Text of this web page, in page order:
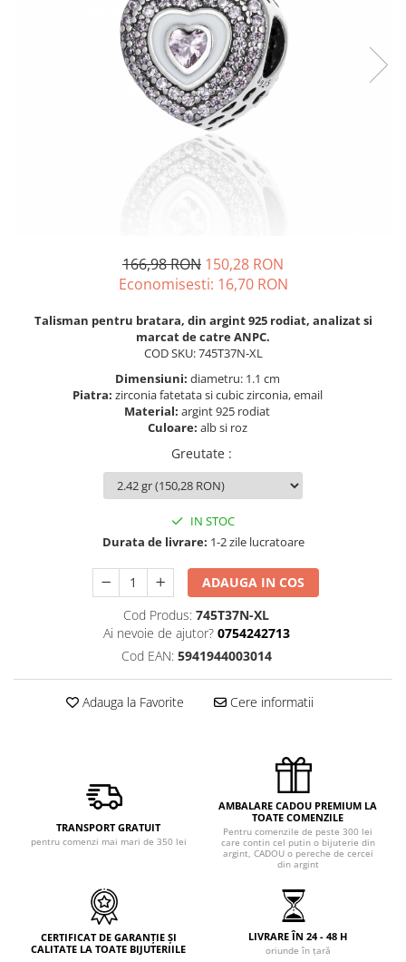
BRATARA TIP ROZARIU
LANTURI TIP ROZARIU
166,98 RON 150,28 RON
Economisesti: 16,70 RON
Talisman pentru bratara, din argint 925 rodiat, analizat si
marcat de catre ANPC.
COD SKU: 745T37N-XL
Dimensiuni: diametru: 1.1 cm
Piatra: zirconia fatetata si cubic zirconia, email
Material: argint 925 rodiat
Culoare: alb si roz
Greutate :
IN STOC
Durata de livrare: 1-2 zile lucratoare
ADAUGA IN COS
Cod Produs: 745T37N-XL
Ai nevoie de ajutor? 0754242713
Cod EAN: 5941944003014
Adauga la Favorite Cere informatii
TRANSPORT GRATUIT
pentru comenzi mai mari de 350 lei
AMBALARE CADOU PREMIUM LA
TOATE COMENZILE
Pentru comenzile de peste 300 lei
care contin cel putin o bijuterie din
argint, CADOU o pereche de cercei
din argint
CERTIFICAT DE GARANȚIE ȘI
CALITATE LA TOATE BIJUTERIILE
LIVRARE ÎN 24 - 48 H
oriunde în țară